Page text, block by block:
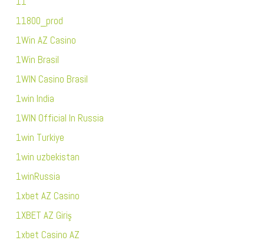
11800_prod
1Win AZ Casino
1Win Brasil
1WIN Casino Brasil
1win India
1WIN Official In Russia
1win Turkiye
1win uzbekistan
1winRussia
1xbet AZ Casino
1XBET AZ Giriş
1xbet Casino AZ